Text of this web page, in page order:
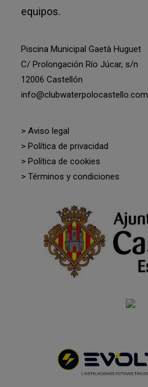
equipos.
Piscina Municipal Gaetà Huguet
C/ Prolongación Río Júcar, s/n
12006 Castellón
info@clubwaterpolocastello.com
> Aviso legal
> Política de privacidad
> Política de cookies
> Términos y condiciones